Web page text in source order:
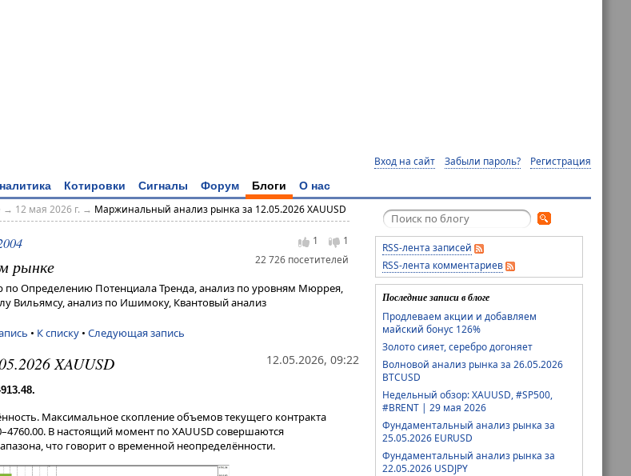
Вход на сайт Забыли пароль? Регистрация
Котировки Сигналы Форум Блоги О нас
→ 12 мая 2026 г. → Маржинальный анализ рынка за 12.05.2026 XAUUSD
1
1
22 726 посетителей
рынке
по Определению Потенциала Тренда, анализ по уровням Мюррея,
Вильямсу, анализ по Ишимоку, Квантовый анализ
• К списку • Следующая запись
12.05.2026, 09:22
XAUUSD
Максимальное скопление объемов текущего контракта
В настоящий момент по XAUUSD совершаются
что говорит о временной неопределённости.
RSS-лента записей
RSS-лента комментариев
Последние записи в блоге
Продлеваем акции и добавляем
майский бонус 126%
Золото сияет, серебро догоняет
Волновой анализ рынка за 26.05.2026
BTCUSD
Недельный обзор: XAUUSD, #SP500,
#BRENT | 29 мая 2026
Фундаментальный анализ рынка за
25.05.2026 EURUSD
Фундаментальный анализ рынка за
22.05.2026 USDJPY